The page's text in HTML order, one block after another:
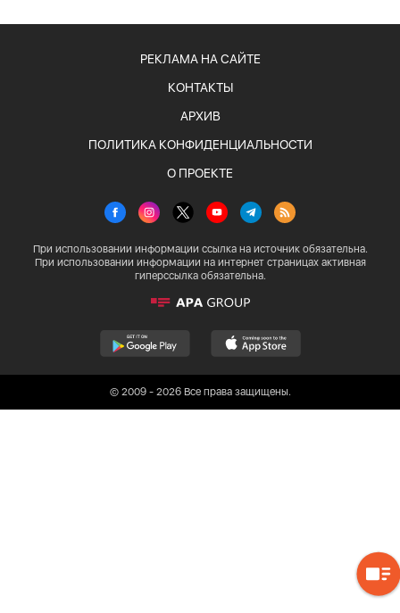
РЕКЛАМА НА САЙТЕ
КОНТАКТЫ
АРХИВ
ПОЛИТИКА КОНФИДЕНЦИАЛЬНОСТИ
О ПРОЕКТЕ
При использовании информации ссылка на источник обязательна.
При использовании информации на интернет страницах активная
гиперссылка обязательна.
© 2009 - 2026 Все права защищены.